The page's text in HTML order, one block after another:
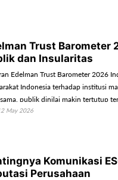
Trust Barometer
dan Insularitas
Edelman Trust Barometer 2026
Indonesia terhadap institusi
publik dinilai makin tertutup
memunculkan tantangan baru bagi
May 2026
Komunikasi
Perusahaan